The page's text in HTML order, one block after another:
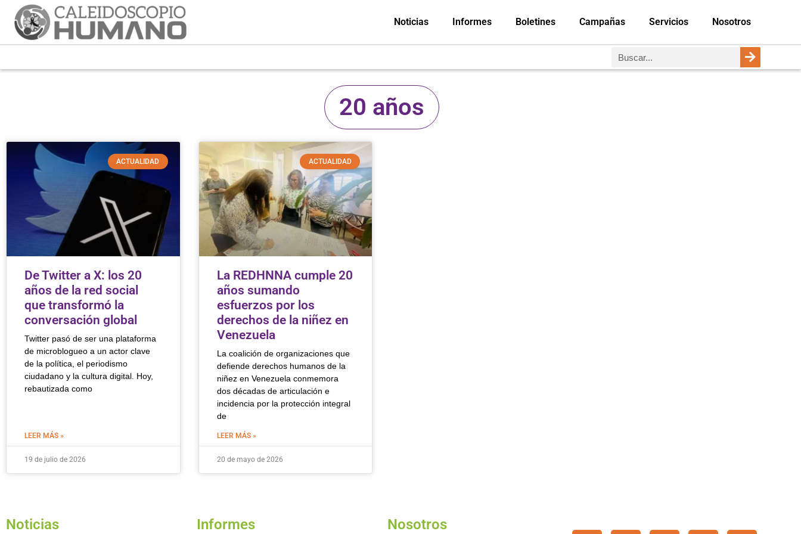
Noticias Informes Boletines Campañas Servicios Nosotros
20 años
ACTUALIDAD
De Twitter a X: los 20
años de la red social
que transformó la
conversación global
Twitter pasó de ser una plataforma
de microblogueo a un actor clave
de la política, el periodismo
ciudadano y la cultura digital. Hoy,
rebautizada como
LEER MÁS »
19 de julio de 2026
ACTUALIDAD
La REDHNNA cumple 20
años sumando
esfuerzos por los
derechos de la niñez en
Venezuela
La coalición de organizaciones que
defiende derechos humanos de la
niñez en Venezuela conmemora
dos décadas de articulación e
incidencia por la protección integral
de
LEER MÁS »
20 de mayo de 2026
Noticias Informes Nosotros